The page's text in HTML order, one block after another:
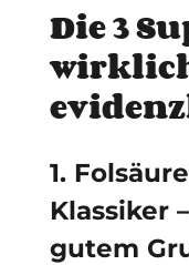
Die 3
1.
Klassiker
gutem